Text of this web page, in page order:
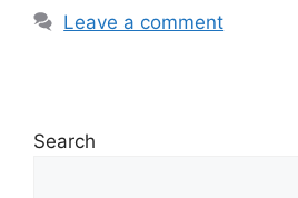
Leave a comment
Search